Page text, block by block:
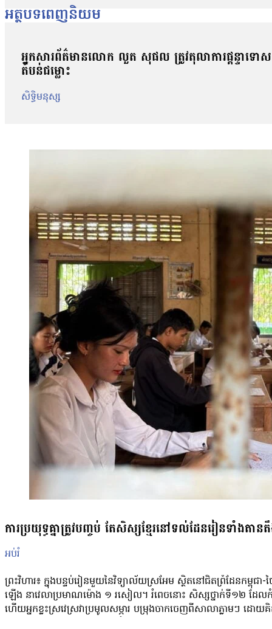
អត្ថបទពេញនិយម
អ្នកសារព័ត៌មានលោក លួត សុផល ត្រូវតុលាការផ្តន្ទាទោស
តំបន់ជម្លោះ
សិទ្ធិមនុស្ស
ការប្រយុទ្ធគ្នាត្រូវបញ្ចប់ តែសិស្សខ្មែរនៅទល់ដែនរៀនទាំងតា
អប់រំ
ព្រះវិហារ៖ ក្នុងបន្ទប់រៀនមួយនៃវិទ្យាល័យស្រអែម ស្ថិតនៅជិតព្រំដែនកម្ពុជ
ឡើង នាវេលាប្រមាណម៉ោង ១ រសៀល។ រំពេចនោះ សិស្សថ្នាក់ទី១២ ដែល
ហើយអ្នកខ្លះស្រវេស្រវាប្រមូលសម្ភារ បម្រុងចាកចេញពីសាលាភ្លាមៗ ដោយ